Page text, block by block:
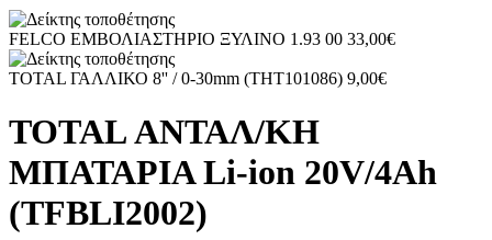
FELCO ΕΜΒΟΛΙΑΣΤΗΡΙΟ ΞΥΛΙΝΟ 1.93 00 33,00€
TOTAL ΓΑΛΛΙΚΟ 8'' / 0-30mm (THT101086) 9,00€
TOTAL ΑΝΤΑΛ/ΚΗ
ΜΠΑΤΑΡΙΑ Li-ion 20V/4Ah
(TFBLI2002)